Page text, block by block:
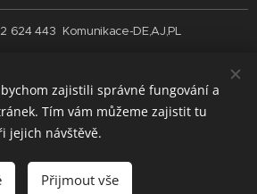
Do košíku
624 443 Komunikace-DE,AJ,PL
Jazyky
Čeština
English
zajistili správné fungování a
Tím vám můžeme zajistit tu
jejich návštěvě.
Přijmout vše